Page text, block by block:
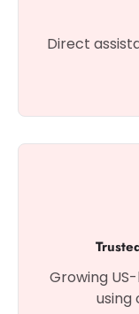
Direct
Growing
using